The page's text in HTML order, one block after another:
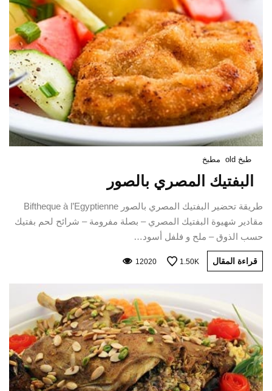
طبخ old مطبخ
البفتيك المصري بالصور
طريقة تحضير البفتيك المصري بالصور Biftheque à l’Egyptienne
مقادير شهيوة البفتيك المصري – بصلة مفرومة – شرائح لحم بفتيك
حسب الذوق – ملح و فلفل أسود…
قراءة المقال 1.50K
12020